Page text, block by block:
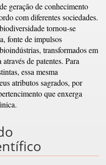
geração de conhecimento
com diferentes sociedades.
tornou-se
fonte de impulsos
transformados em
de patentes. Para
essa mesma
atributos sagrados, por
que enxerga